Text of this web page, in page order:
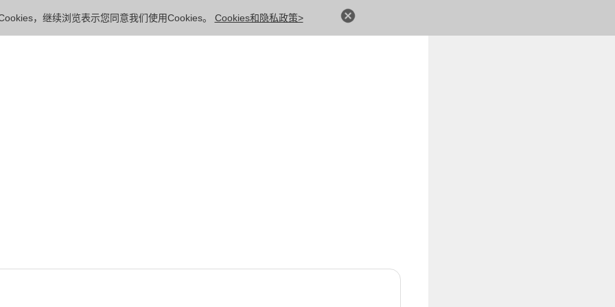
，继续浏览表示您同意我们使用Cookies。 Cookies和隐私政策>